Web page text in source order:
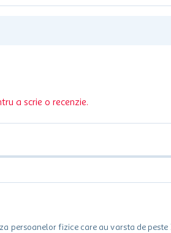
a scrie o recenzie.
persoanelor fizice care au varsta de